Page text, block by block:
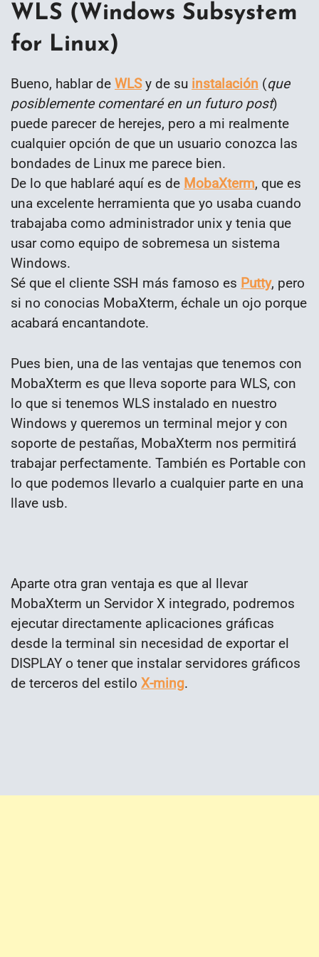
WLS (Windows Subsystem
for Linux)
Bueno, hablar de WLSy de su instalación (que
posiblemente comentaré en un futuro post)
puede parecer de herejes, pero a mi realmente
cualquier opción de que un usuario conozca las
bondades de Linux me parece bien.
De lo que hablaré aquí es de MobaXterm, que es
una excelente herramienta que yo usaba cuando
trabajaba como administrador unix y tenia que
usar como equipo de sobremesa un sistema
Windows.
Sé que el cliente SSH más famoso es Putty, pero
si no conocias MobaXterm, échale un ojo porque
acabará encantandote.
Pues bien, una de las ventajas que tenemos con
MobaXterm es que lleva soporte para WLS, con
lo que si tenemos WLS instalado en nuestro
Windows y queremos un terminal mejor y con
soporte de pestañas, MobaXterm nos permitirá
trabajar perfectamente. También es Portable con
lo que podemos llevarlo a cualquier parte en una
llave usb.
Aparte otra gran ventaja es que al llevar
MobaXterm un Servidor X integrado, podremos
ejecutar directamente aplicaciones gráficas
desde la terminal sin necesidad de exportar el
DISPLAY o tener que instalar servidores gráficos
de terceros del estilo X-ming.